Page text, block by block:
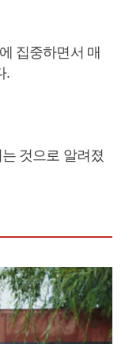
집중하면서 매
.
것으로 알려졌